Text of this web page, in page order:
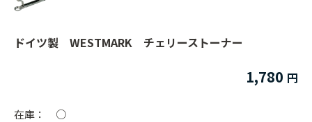
ドイツ製 WESTMARK チェリーストーナー
1,780
在庫：
○